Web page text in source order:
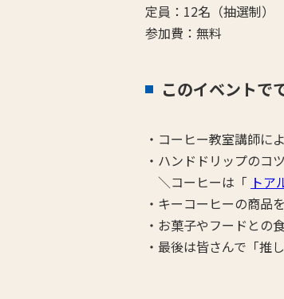
定員：12名（抽選制）
参加費：無料
このイベントで
・コーヒー教室講師に
・ハンドドリップのコ
＼コーヒーは「 トア
・キーコーヒーの商品
・お菓子やフードとの
・最後は皆さんで「推